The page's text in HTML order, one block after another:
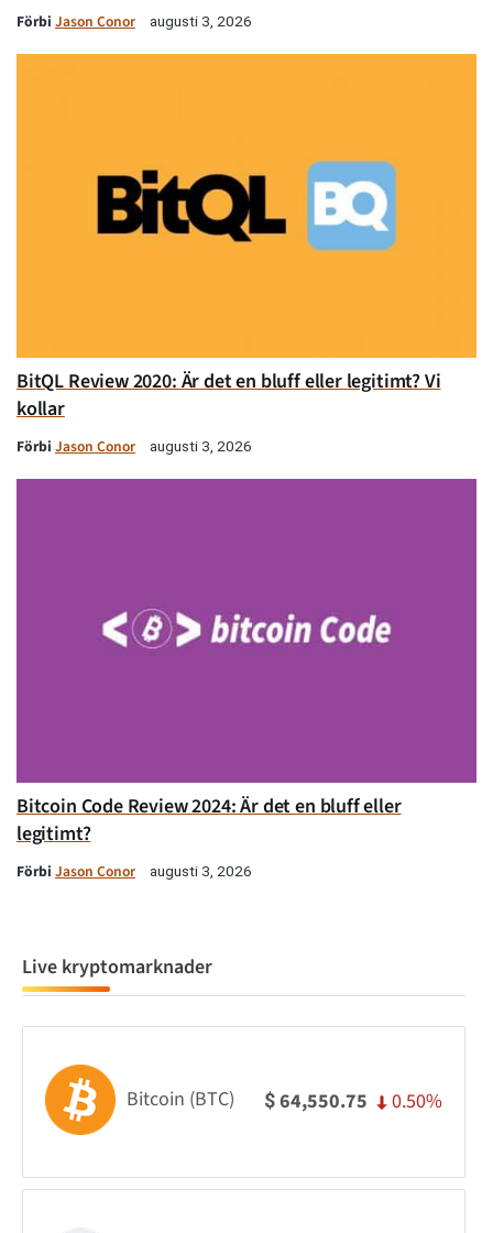
Förbi Jason Conor augusti 3, 2026
BitQL Review 2020: Är det en bluff eller legitimt? Vi
kollar
Förbi Jason Conor augusti 3, 2026
Bitcoin Code Review 2024: Är det en bluff eller
legitimt?
Förbi Jason Conor augusti 3, 2026
Live kryptomarknader
Bitcoin (BTC) $64,550.75 0.50%